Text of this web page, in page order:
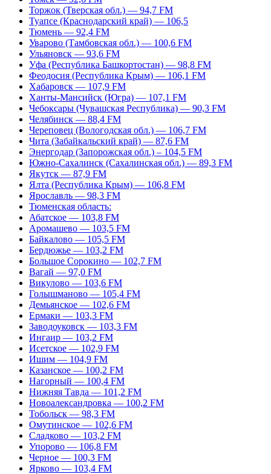
Торжок (Тверская обл.) — 94,7 FM
Туапсе (Краснодарский край) — 106,5
Тюмень — 92,4 FM
Уварово (Тамбовская обл.) — 100,6 FM
Ульяновск — 93,6 FM
Уфа (Республика Башкортостан) — 98,8 FM
Феодосия (Республика Крым) — 106,1 FM
Хабаровск — 107,9 FM
Ханты-Мансийск (Югра) — 107,1 FM
Чебоксары (Чувашская Республика) — 90,3 FM
Челябинск — 88,4 FM
Череповец (Вологодская обл.) — 106,7 FM
Чита (Забайкальский край) — 87,6 FM
Энергодар (Запорожская обл.) – 104,5 FM
Южно-Сахалинск (Сахалинская обл.) — 89,3 FM
Якутск — 87,9 FM
Ялта (Республика Крым) — 106,8 FM
Ярославль — 98,3 FM
Тюменская область:
Абатское — 103,8 FM
Аромашево — 103,5 FM
Байкалово — 105,5 FM
Бердюжье — 103,2 FM
Большое Сорокино — 102,7 FM
Вагай — 97,0 FM
Викулово — 103,6 FM
Голышманово — 105,4 FM
Демьянское — 102,6 FM
Ермаки — 103,3 FM
Заводоуковск — 103,3 FM
Ингаир — 103,2 FM
Исетское — 102,9 FM
Ишим — 104,9 FM
Казанское — 100,2 FM
Нагорный — 100,4 FM
Нижняя Тавда — 101,2 FM
Новоалександровка — 100,2 FM
Тобольск — 98,3 FM
Омутинское — 102,6 FM
Сладково — 103,2 FM
Упорово — 106,8 FM
Черное — 100,3 FM
Ярково — 103,4 FM